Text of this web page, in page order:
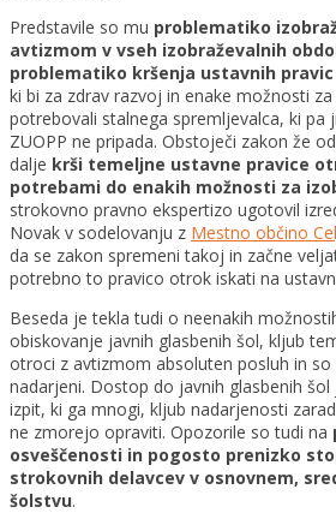
Predstavile so mu problematiko
avtizmom v vseh izobraževalnih
problematiko kršenja ustavnih
ki bi za zdrav razvoj in enake možnosti
potrebovali stalnega spremljevalca, ki pa
ZUOPP ne pripada. Obstoječi zakon že
dalje krši temeljne ustavne pravice
potrebami do enakih možnosti za
strokovno pravno ekspertizo ugotovil
Novak v sodelovanju z Mestno občino
da se zakon spremeni takoj in začne
potrebno to pravico otrok iskati na
Beseda je tekla tudi o neenakih
obiskovanje javnih glasbenih šol, kljub
otroci z avtizmom absoluten posluh in
nadarjeni. Dostop do javnih glasbenih
izpit, ki ga mnogi, kljub nadarjenosti
ne zmorejo opraviti. Opozorile so tudi na
osveščenosti in pogosto prenizko
strokovnih delavcev v osnovnem,
šolstvu.